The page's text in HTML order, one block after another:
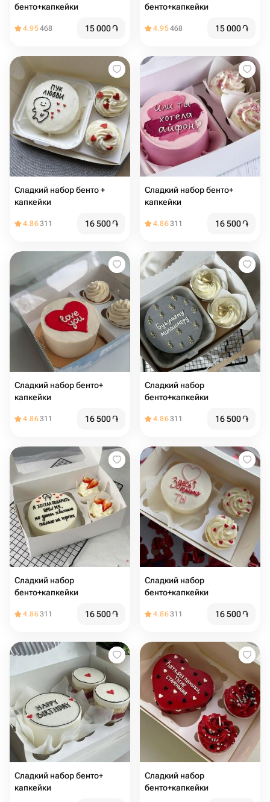
бенто+капкейки
4.95468 15 000֏
бенто+капкейки
4.95468 15 000֏
Сладкий набор бенто +
капкейки
4.86311 16 500֏
Сладкий набор бенто+
капкейки
4.86311 16 500֏
Сладкий набор бенто+
капкейки
4.86311 16 500֏
Сладкий набор
бенто+капкейки
4.86311 16 500֏
Сладкий набор
бенто+капкейки
4.86311 16 500֏
Сладкий набор
бенто+капкейки
4.86311 16 500֏
Сладкий набор бенто+
капкейки
Сладкий набор
бенто+капкейки